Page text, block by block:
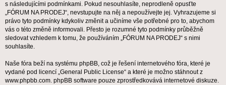
s následujícími podmínkami. Pokud nesouhlasíte, neprodleně opusťte
„FÓRUM NA PRODEJ“, nevstupujte na něj a nepoužívejte jej. Vyhrazujeme si
právo tyto podmínky kdykoliv změnit a učiníme vše potřebné pro to, abychom
vás o této změně informovali. Přesto je rozumné tyto podmínky průběžně
sledovat vzhledem k tomu, že používáním „FÓRUM NA PRODEJ“ s nimi
souhlasíte.
Naše fóra beží na systému phpBB, což je řešení internetového fóra, které je
vydané pod licencí „General Public License“ a které je možno stáhnout z
www.phpbb.com. phpBB software pouze zprostředkovává internetové diskuze.